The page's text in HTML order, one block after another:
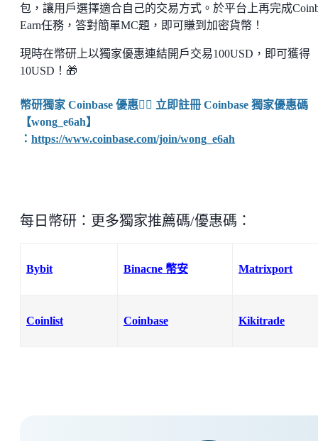
包，讓用戶選擇適合自己的交易方式。於平台上再完成
Earn任務，答對簡單MC題，即可賺到加密貨幣！
現時在幣研上以獨家優惠連結開戶交易100USD，即可獲得
10USD！🎁
幣研獨家 Coinbase 優惠👉🏼 立即註冊 Coinbase 獨家優惠碼
【wong_e6ah】
： https://www.coinbase.com/join/wong_e6ah
每日幣研：更多獨家推薦碼/優惠碼：
Bybit Binacne 幣安 Matrixport
Coinlist Coinbase Kikitrade